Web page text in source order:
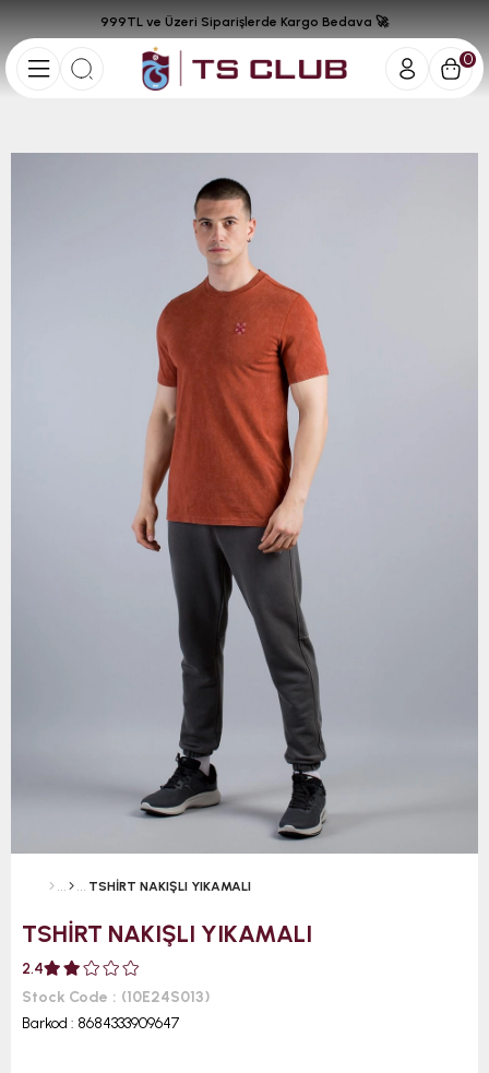
0
999TL ve Üzeri Siparişlerde Kargo Bedava 🚀
TSHİRT NAKIŞLI YIKAMALI
TSHİRT NAKIŞLI YIKAMALI
2.4
Stock Code
(10E24S013)
Barkod : 8684333909647